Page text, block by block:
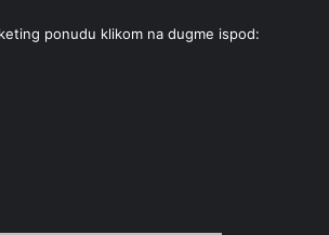
ponudu klikom na dugme ispod: